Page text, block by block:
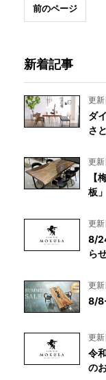
前のページ
新着記事
更
ダ
さ
更
【
板」
更
8/
ら
更
8/
更
令
の